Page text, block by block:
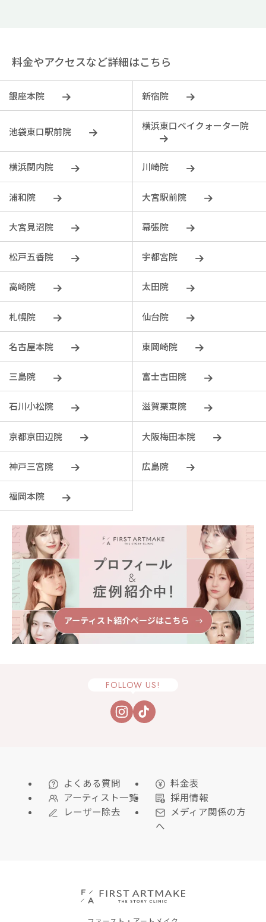
料金やアクセスなど詳細はこちら
銀座本院 新宿院
池袋東口駅前院 横浜東口ベイクォーター院
横浜関内院 川崎院
浦和院 大宮駅前院
大宮見沼院 幕張院
松戸五香院 宇都宮院
⾼崎院 太田院
札幌院 仙台院
名古屋本院 東岡崎院
三島院 富士吉田院
石川小松院 滋賀栗東院
京都京田辺院 大阪梅田本院
神戸三宮院 広島院
福岡本院
FOLLOW US!
よくある質問
料金表
アーティスト一覧
採用情報
レーザー除去
メディア関係の方
へ